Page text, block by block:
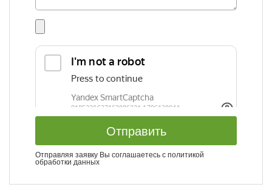
Отправить
Отправляя заявку Вы соглашаетесь с политикой
обработки данных